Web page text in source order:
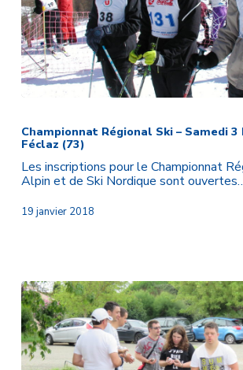
Ski
–
Samedi
3
Février
–
La
Championnat Régional Ski – Samedi 3
Féclaz (73)
Les inscriptions pour le Championnat
Alpin et de Ski Nordique sont
19 janvier 2018